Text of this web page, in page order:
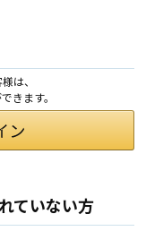
は、
きます。
ていない方